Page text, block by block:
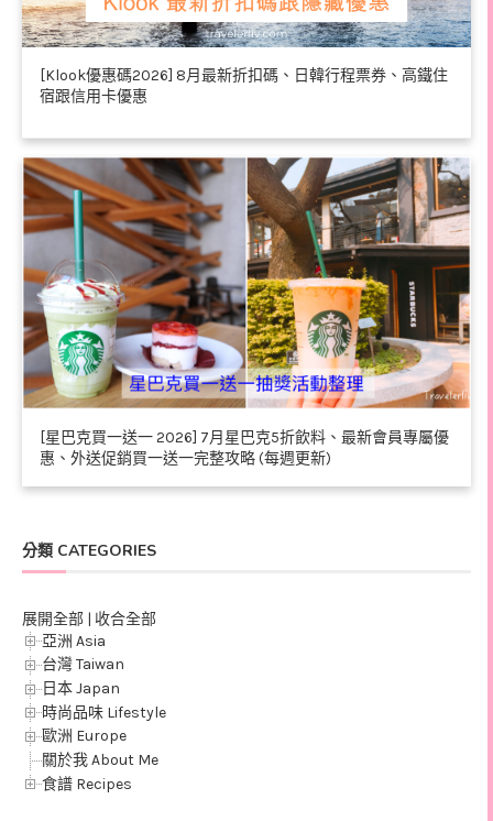
[Klook優惠碼2026] 8月最新折扣碼、日韓行程票券、高鐵住
宿跟信用卡優惠
[星巴克買一送一 2026] 7月星巴克5折飲料、最新會員專屬優
惠、外送促銷買一送一完整攻略 (每週更新)
分類 CATEGORIES
展開全部 | 收合全部
亞洲 Asia
台灣 Taiwan
日本 Japan
時尚品味 Lifestyle
歐洲 Europe
關於我 About Me
食譜 Recipes